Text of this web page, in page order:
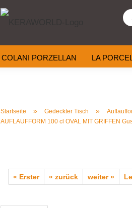
COLANI PORZELLAN LA
Startseite » Gedeckter Tisch »
AUFLAUFFORM 100 cl OVAL MIT GRIFFEN
« Erster « zurück weiter »